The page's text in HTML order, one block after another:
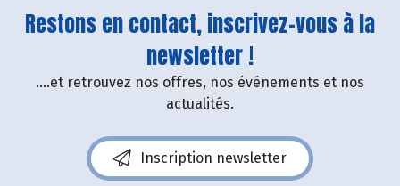
Restons en contact, inscrivez-vous à la
newsletter !
....et retrouvez nos offres, nos événements et nos
actualités.
Inscription newsletter